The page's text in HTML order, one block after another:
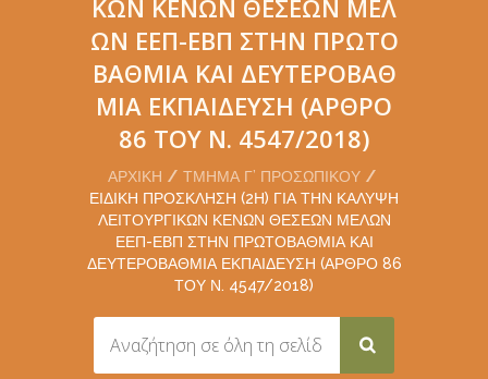
ΚΏΝ ΚΕΝΏΝ ΘΈΣΕΩΝ ΜΕΛ
ΏΝ ΕΕΠ-ΕΒΠ ΣΤΗΝ ΠΡΩΤΟ
ΒΆΘΜΙΑ ΚΑΙ ΔΕΥΤΕΡΟΒΆΘ
ΜΙΑ ΕΚΠΑΊΔΕΥΣΗ (ΆΡΘΡΟ
86 ΤΟΥ Ν. 4547/2018)
ΑΡΧΙΚΉ
ΤΜΉΜΑ Γ’ ΠΡΟΣΩΠΙΚΟΎ
ΕΙΔΙΚΉ ΠΡΌΣΚΛΗΣΗ (2Η) ΓΙΑ ΤΗΝ ΚΆΛΥΨΗ
ΛΕΙΤΟΥΡΓΙΚΏΝ ΚΕΝΏΝ ΘΈΣΕΩΝ ΜΕΛΏΝ
ΕΕΠ-ΕΒΠ ΣΤΗΝ ΠΡΩΤΟΒΆΘΜΙΑ ΚΑΙ
ΔΕΥΤΕΡΟΒΆΘΜΙΑ ΕΚΠΑΊΔΕΥΣΗ (ΆΡΘΡΟ 86
ΤΟΥ Ν. 4547/2018)